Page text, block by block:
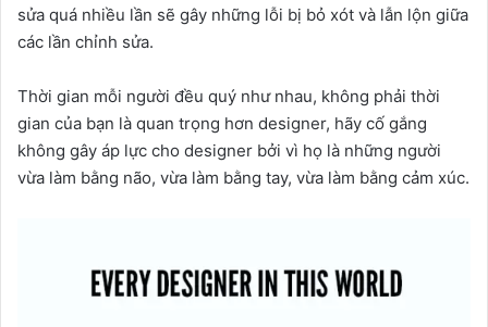
sửa quá nhiều lần sẽ gây những lỗi bị bỏ xót và lẫn lộn giữa
các lần chỉnh sửa.
Thời gian mỗi người đều quý như nhau, không phải thời
gian của bạn là quan trọng hơn designer, hãy cố gắng
không gây áp lực cho designer bởi vì họ là những người
vừa làm bằng não, vừa làm bằng tay, vừa làm bằng cảm xúc.